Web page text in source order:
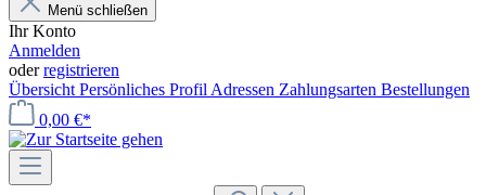
Menü schließen
Ihr Konto
Anmelden
oderregistrieren
Übersicht Persönliches Profil Adressen Zahlungsarten Bestellungen
0,00 €*